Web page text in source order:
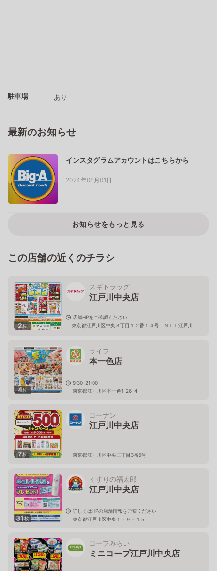
駐車場 あり
最新のお知らせ
インスタグラムアカウントはこちらから
2024年08月01日
お知らせをもっと見る
この店舗の近くのチラシ
2枚
スギドラッグ
江戸川中央店
店舗HPをご確認ください
東京都江戸川区中央３丁目１２番１４号 ＮＴＴ江戸川
ビル本館１階
4枚
ライフ
本一色店
9:30-21:00
東京都江戸川区本一色1-26-4
7枚
コーナン
江戸川中央店
東京都江戸川区中央三丁目3番5号
31枚
くすりの福太郎
江戸川中央店
詳しくはHPの店舗情報をご覧ください
東京都江戸川区中央１－９－１５
コープみらい
ミニコープ江戸川中央店